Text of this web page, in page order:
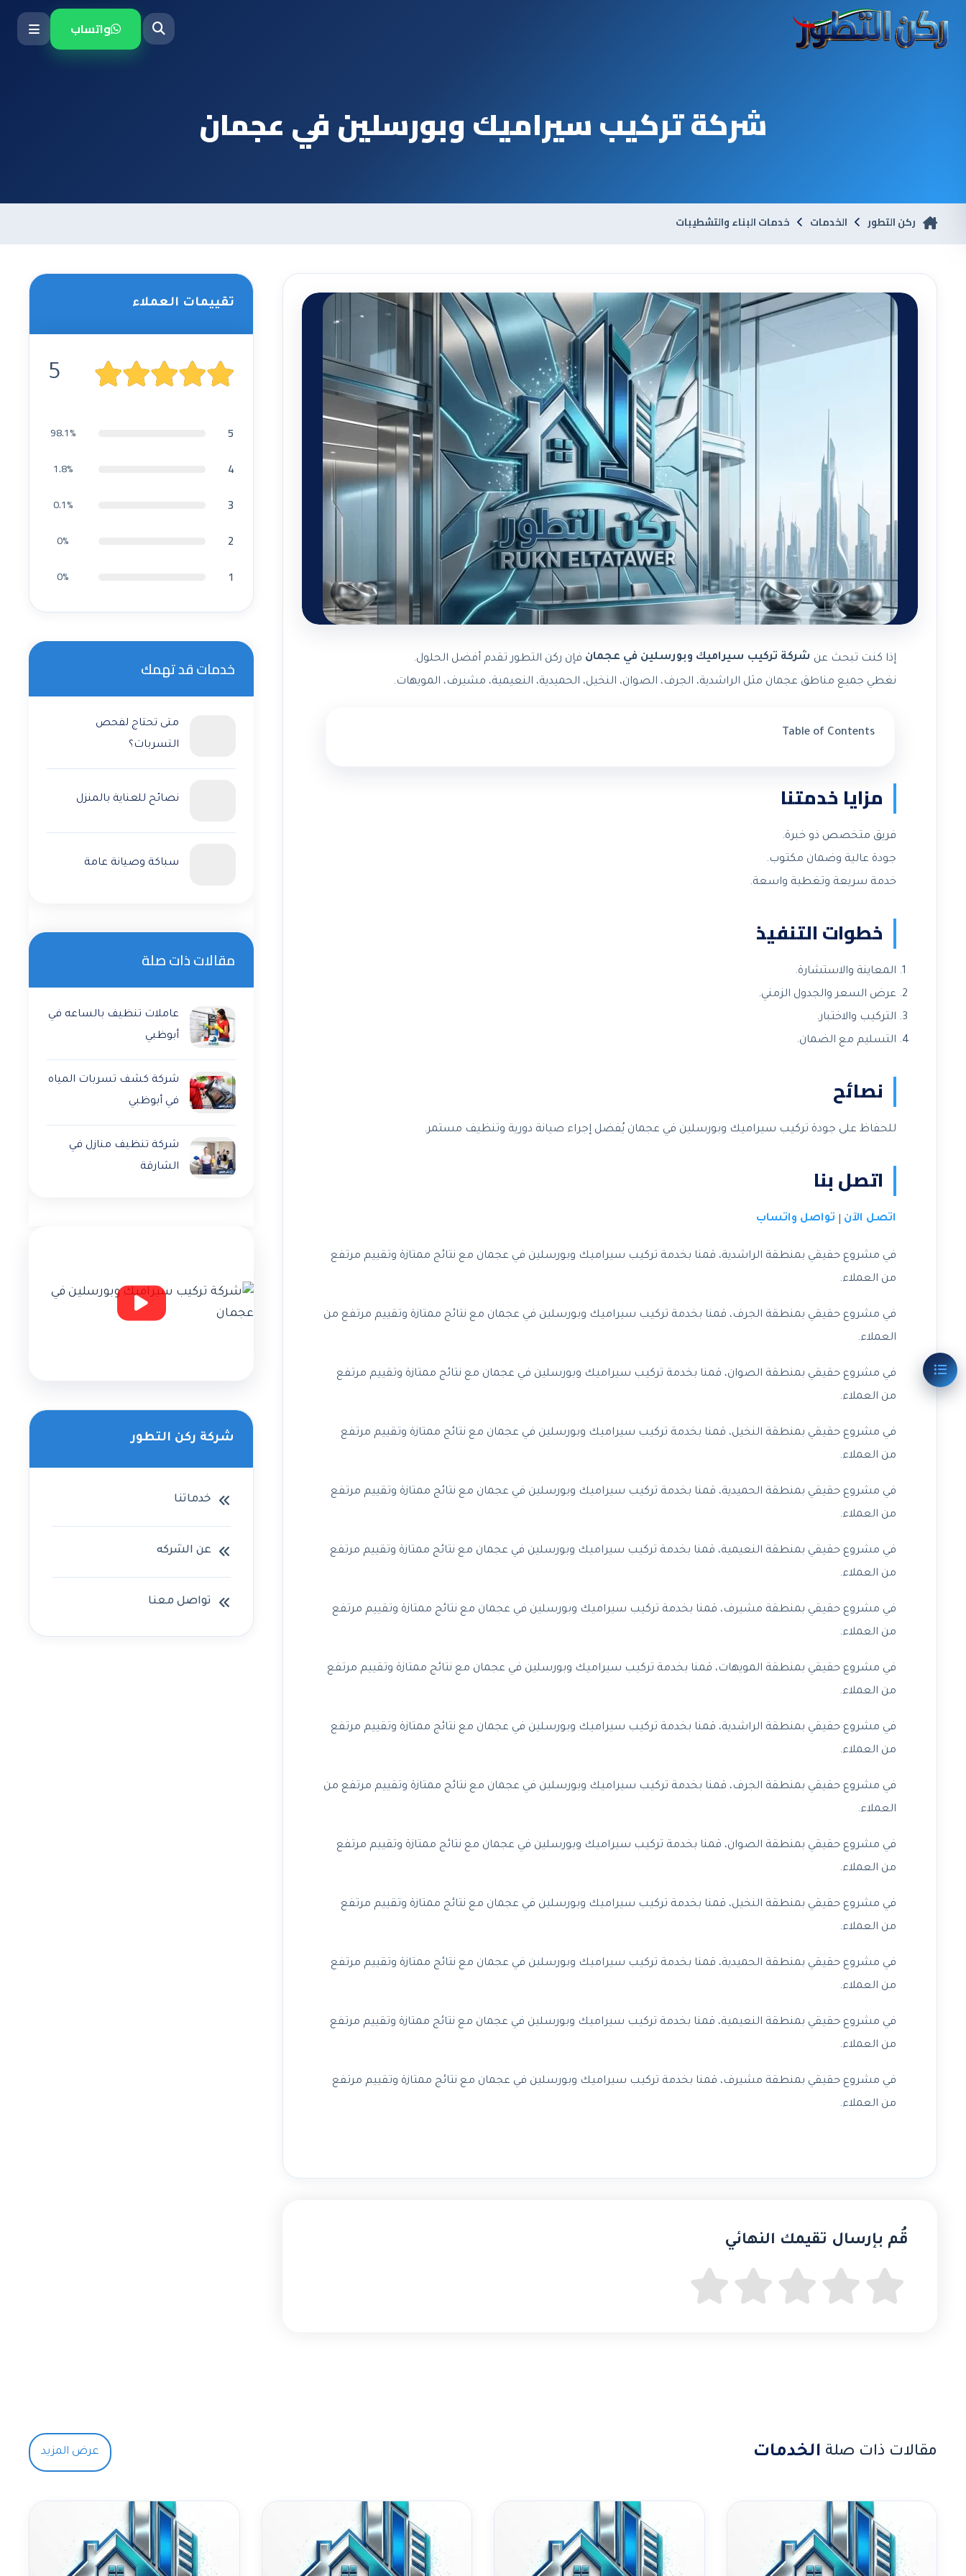
واتساب
شركة تركيب سيراميك وبورسلين في عجمان
ركن التطور الخدمات خدمات البناء والتشطيبات
إذا كنت تبحث عن شركة تركيب سيراميك وبورسلين في عجمان فإن ركن التطور تقدم أفضل الحلول.
نغطي جميع مناطق عجمان مثل الراشدية، الجرف، الصوان، النخيل، الحميدية، النعيمية، مشيرف، المويهات.
Table of Contents
مزايا خدمتنا
فريق متخصص ذو خبرة.
جودة عالية وضمان مكتوب.
خدمة سريعة وتغطية واسعة.
خطوات التنفيذ
المعاينة والاستشارة.
عرض السعر والجدول الزمني.
التركيب والاختبار.
التسليم مع الضمان.
نصائح
للحفاظ على جودة تركيب سيراميك وبورسلين في عجمان يُفضل إجراء صيانة دورية وتنظيف مستمر.
اتصل بنا
اتصل الآن تواصل واتساب
في مشروع حقيقي بمنطقة الراشدية، قمنا بخدمة تركيب سيراميك وبورسلين في عجمان مع نتائج ممتازة وتقييم مرتفع
من العملاء.
في مشروع حقيقي بمنطقة الجرف، قمنا بخدمة تركيب سيراميك وبورسلين في عجمان مع نتائج ممتازة وتقييم مرتفع من
العملاء.
في مشروع حقيقي بمنطقة الصوان، قمنا بخدمة تركيب سيراميك وبورسلين في عجمان مع نتائج ممتازة وتقييم مرتفع
من العملاء.
في مشروع حقيقي بمنطقة النخيل، قمنا بخدمة تركيب سيراميك وبورسلين في عجمان مع نتائج ممتازة وتقييم مرتفع
من العملاء.
في مشروع حقيقي بمنطقة الحميدية، قمنا بخدمة تركيب سيراميك وبورسلين في عجمان مع نتائج ممتازة وتقييم مرتفع
من العملاء.
في مشروع حقيقي بمنطقة النعيمية، قمنا بخدمة تركيب سيراميك وبورسلين في عجمان مع نتائج ممتازة وتقييم مرتفع
من العملاء.
في مشروع حقيقي بمنطقة مشيرف، قمنا بخدمة تركيب سيراميك وبورسلين في عجمان مع نتائج ممتازة وتقييم مرتفع
من العملاء.
في مشروع حقيقي بمنطقة المويهات، قمنا بخدمة تركيب سيراميك وبورسلين في عجمان مع نتائج ممتازة وتقييم مرتفع
من العملاء.
في مشروع حقيقي بمنطقة الراشدية، قمنا بخدمة تركيب سيراميك وبورسلين في عجمان مع نتائج ممتازة وتقييم مرتفع
من العملاء.
في مشروع حقيقي بمنطقة الجرف، قمنا بخدمة تركيب سيراميك وبورسلين في عجمان مع نتائج ممتازة وتقييم مرتفع من
العملاء.
في مشروع حقيقي بمنطقة الصوان، قمنا بخدمة تركيب سيراميك وبورسلين في عجمان مع نتائج ممتازة وتقييم مرتفع
من العملاء.
في مشروع حقيقي بمنطقة النخيل، قمنا بخدمة تركيب سيراميك وبورسلين في عجمان مع نتائج ممتازة وتقييم مرتفع
من العملاء.
في مشروع حقيقي بمنطقة الحميدية، قمنا بخدمة تركيب سيراميك وبورسلين في عجمان مع نتائج ممتازة وتقييم مرتفع
من العملاء.
في مشروع حقيقي بمنطقة النعيمية، قمنا بخدمة تركيب سيراميك وبورسلين في عجمان مع نتائج ممتازة وتقييم مرتفع
من العملاء.
في مشروع حقيقي بمنطقة مشيرف، قمنا بخدمة تركيب سيراميك وبورسلين في عجمان مع نتائج ممتازة وتقييم مرتفع
من العملاء.
قُم بإرسال تقيمك النهائي
تقييمات العملاء
5
5
98.1%
4
1.8%
3
0.1%
2
0%
1
0%
خدمات قد تهمك
متى تحتاج لفحص
التسربات؟
نصائح للعناية بالمنزل
سباكة وصيانة عامة
مقالات ذات صلة
عاملات تنظيف بالساعه في
أبوظبي
شركة كشف تسربات المياه
في أبوظبي
شركة تنظيف منازل في
الشارقة
شركة ركن التطور
خدماتنا
عن الشركه
تواصل معنا
مقالات ذات صلة الخدمات عرض المزيد